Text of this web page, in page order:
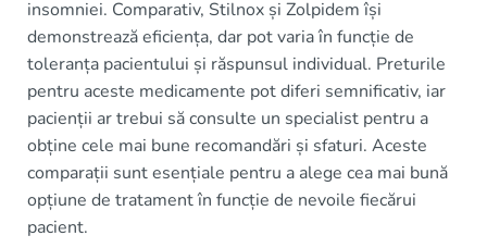
insomniei. Comparativ, Stilnox și Zolpidem își
demonstrează eficiența, dar pot varia în funcție de
toleranța pacientului și răspunsul individual. Preturile
pentru aceste medicamente pot diferi semnificativ, iar
pacienții ar trebui să consulte un specialist pentru a
obține cele mai bune recomandări și sfaturi. Aceste
comparații sunt esențiale pentru a alege cea mai bună
opțiune de tratament în funcție de nevoile fiecărui
pacient.